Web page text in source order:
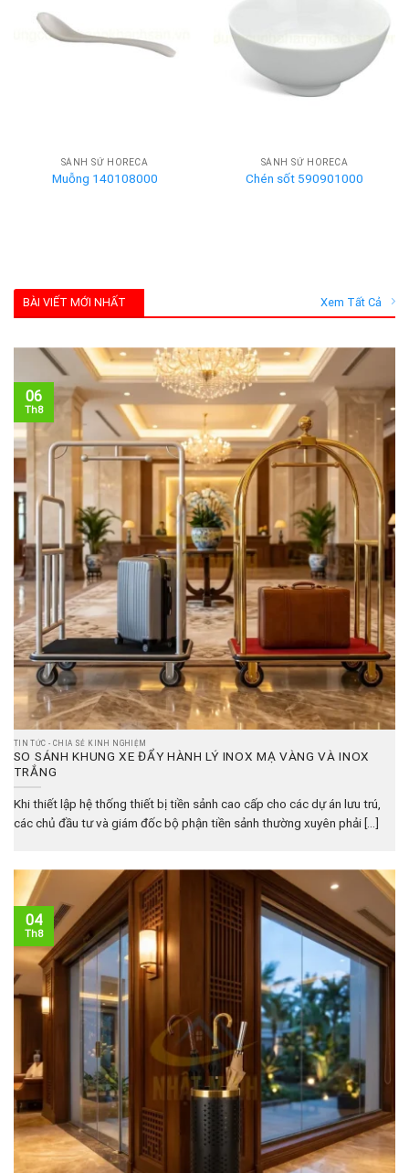
SÀNH SỨ HORECA
Muỗng 140108000
SÀNH SỨ HORECA
Chén sốt 590901000
BÀI VIẾT MỚI NHẤT Xem Tất Cả
TIN TỨC - CHIA SẺ KINH NGHIỆM
SO SÁNH KHUNG XE ĐẨY HÀNH LÝ INOX MẠ VÀNG VÀ INOX
TRẮNG
Khi thiết lập hệ thống thiết bị tiền sảnh cao cấp cho các dự án lưu trú,
các chủ đầu tư và giám đốc bộ phận tiền sảnh thường xuyên phải [...]
06
Th8
04
Th8